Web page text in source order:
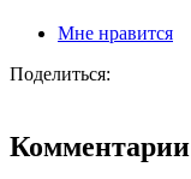
Мне нравится
Поделиться:
Комментарии